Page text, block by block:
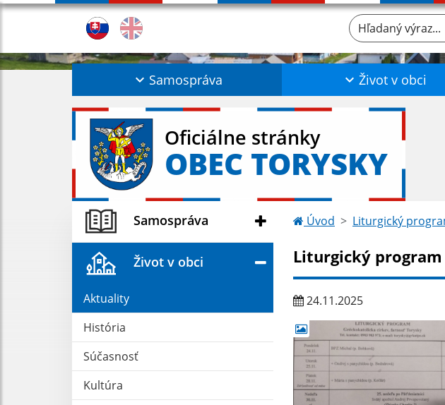
Hľadaný výraz...
Samospráva Život v obci
Oficiálne stránky
OBEC TORYSKY
Samospráva
Život v obci
Aktuality
História
Súčasnosť
Kultúra
Úvod Liturgický
Liturgický program
24.11.2025